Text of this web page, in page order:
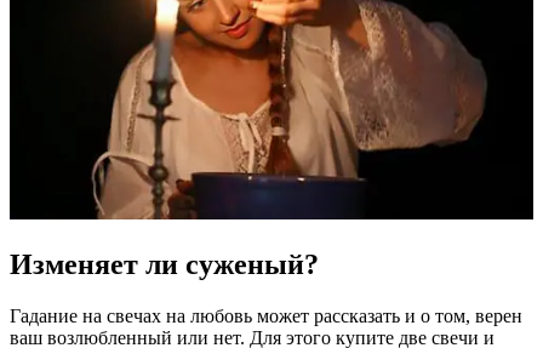
Изменяет ли суженый?
Гадание на свечах на любовь может рассказать и о том, верен
ваш возлюбленный или нет. Для этого купите две свечи и